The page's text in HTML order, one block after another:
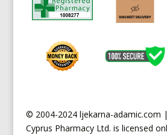
© 2004-2024 ljekarna-adamic.com
Cyprus Pharmacy Ltd. is licensed